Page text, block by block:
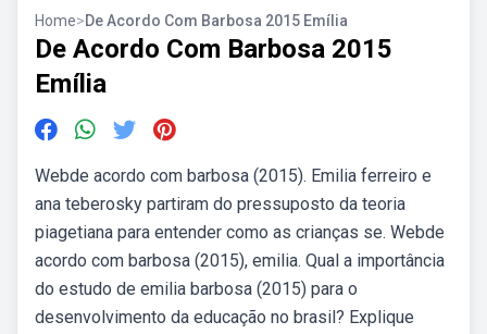
Home>De Acordo Com Barbosa 2015 Emília
De Acordo Com Barbosa 2015
Emília
Webde acordo com barbosa (2015). Emilia ferreiro e
ana teberosky partiram do pressuposto da teoria
piagetiana para entender como as crianças se. Webde
acordo com barbosa (2015), emilia. Qual a importância
do estudo de emilia barbosa (2015) para o
desenvolvimento da educação no brasil? Explique